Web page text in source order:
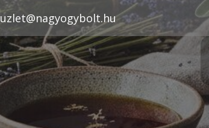
uzlet@nagyogybolt.hu